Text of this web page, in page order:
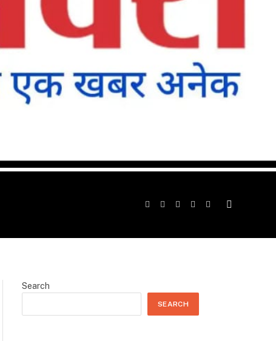
Facebook
TwitterInstagram
YouTubeTelegram
Search
SEARCH